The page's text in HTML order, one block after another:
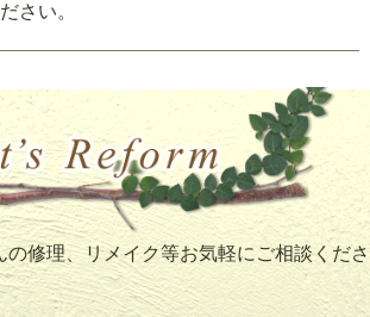
さい。
の修理、リメイク等お気軽にご相談くださ